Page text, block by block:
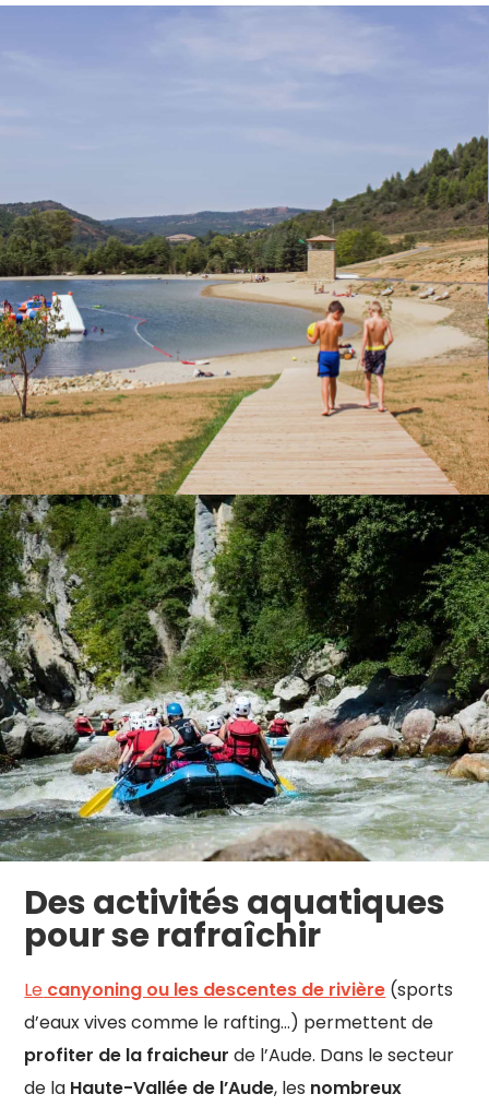
Des activités aquatiques
pour se rafraîchir
Le canyoning ou les descentes de rivière (sports
d’eaux vives comme le rafting…) permettent de
profiter de la fraicheur de l’Aude. Dans le secteur
de la Haute-Vallée de l’Aude, les nombreux